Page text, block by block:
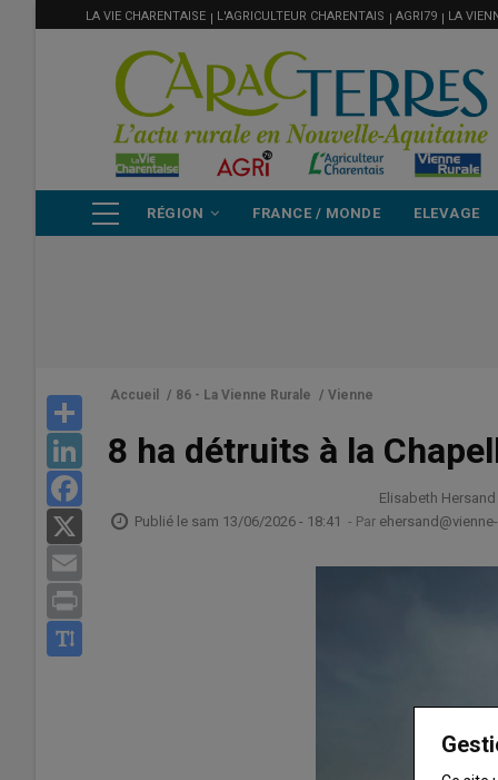
MENU
FILIÈRE
LA VIE CHARENTAISE L'AGRICULTEUR CHARENTAIS AGRI79 LA
PRINCIPALE
RÉGION FRANCE / MONDE ELEVAGE
LinkedIn
Accueil / 86 - La Vienne Rurale / Vienne
8 ha détruits à la
Publié le sam 13/06/2026 - 18:41 - Par
Elisabeth Hersand